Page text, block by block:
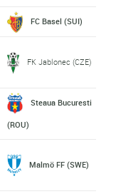
FC Basel (SUI)
FK Jablonec (CZE)
Steaua Bucuresti
(ROU)
Malmö FF (SWE)